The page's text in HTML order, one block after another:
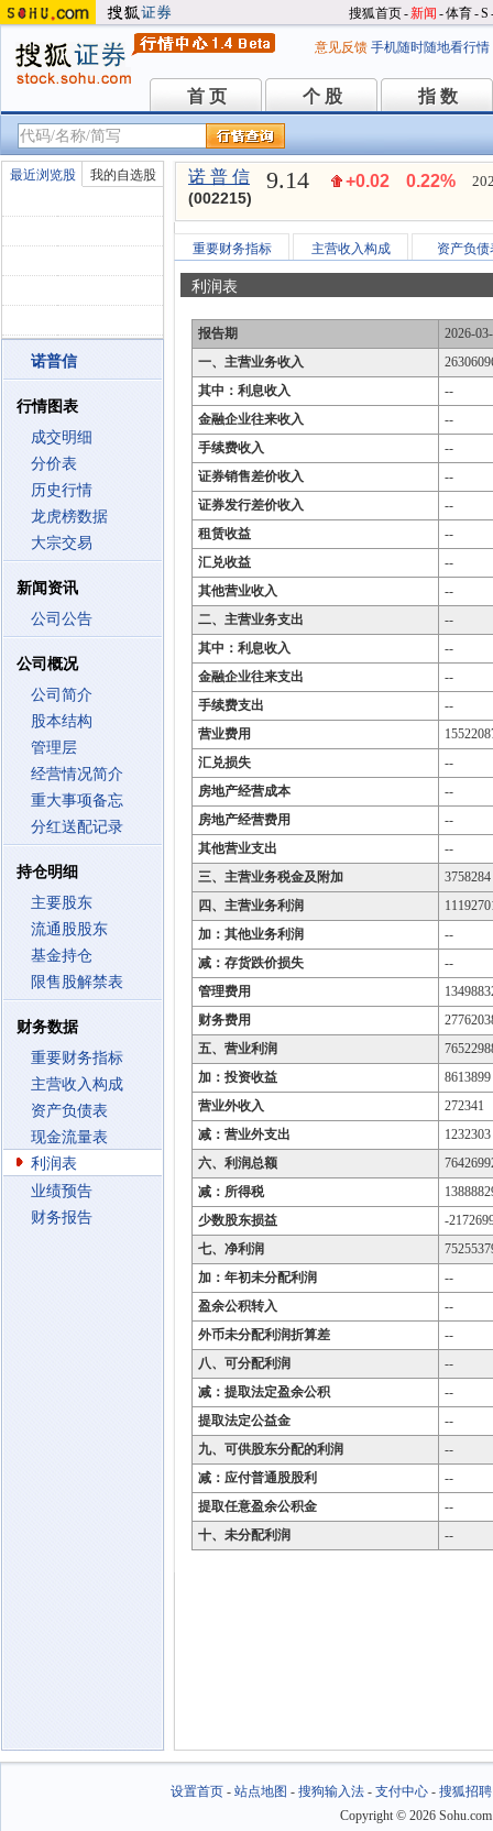
搜狐首页-新闻 -体育-S
意见反馈 手机随时随地看行情
首 页
首 页 个 股
个 股 指 数
指 数
最近浏览股 我的自选股
诺普信
行情图表
成交明细
分价表
历史行情
龙虎榜数据
大宗交易
新闻资讯
公司公告
公司概况
公司简介
股本结构
管理层
经营情况简介
重大事项备忘
分红送配记录
持仓明细
主要股东
流通股股东
基金持仓
限售股解禁表
财务数据
重要财务指标
主营收入构成
资产负债表
现金流量表
利润表
业绩预告
财务报告
诺 普 信
(002215)
9.14 +0.02 0.22%
重要财务指标 主营收入构成 资产负债
利润表
报告期
2026-
一、主营业务收入
其中：利息收入
--
金融企业往来收入
--
手续费收入
--
证券销售差价收入
--
证券发行差价收入
--
租赁收益
--
汇兑收益
--
其他营业收入
--
二、主营业务支出
--
其中：利息收入
--
金融企业往来支出
--
手续费支出
--
营业费用
汇兑损失
--
房地产经营成本
--
房地产经营费用
--
其他营业支出
--
三、主营业务税金及附加
3758284
四、主营业务利润
加：其他业务利润
--
减：存货跌价损失
--
管理费用
财务费用
五、营业利润
加：投资收益
8613899
营业外收入
272341
减：营业外支出
1232303
六、利润总额
减：所得税
少数股东损益
-
七、净利润
加：年初未分配利润
--
盈余公积转入
--
外币未分配利润折算差
--
八、可分配利润
--
减：提取法定盈余公积
--
提取法定公益金
--
九、可供股东分配的利润
--
减：应付普通股股利
--
提取任意盈余公积金
--
十、未分配利润
--
设置首页- 站点地图 - 搜狗输入法- 支付中心- 搜狐招聘
Copyright © 2026